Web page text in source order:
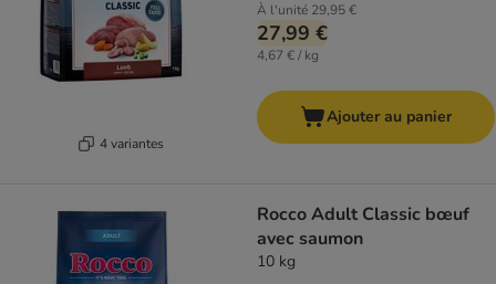
4 variantes
À l'unité 29,95 €
27,99 €
4,67 € / kg
Ajouter au panier
Rocco Adult Classic bœuf
avec saumon
10 kg